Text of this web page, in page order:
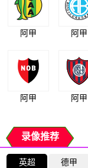
阿甲 阿甲
阿甲 阿甲
录像推荐
英超 德甲